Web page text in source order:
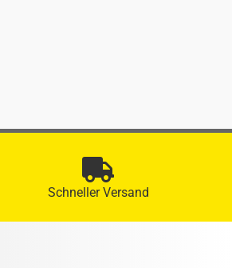
Schneller Versand